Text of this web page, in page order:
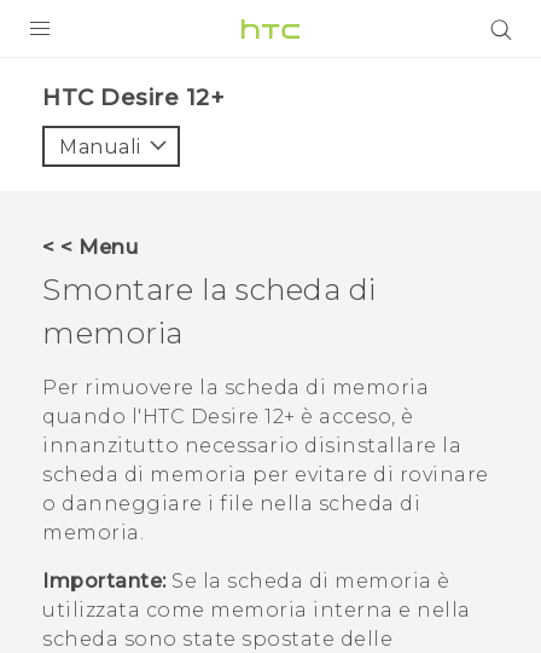
VIVE
VIVERSE
ASSISTENZA
Accessori e dispositivi HTC
Accesso
HTC Desire 12+‎
Manuali
< < Menu
Smontare la scheda di
memoria
Per rimuovere la scheda di memoria
quando l' HTC Desire 12+ è acceso, è
innanzitutto necessario disinstallare la
scheda di memoria per evitare di rovinare
o danneggiare i file nella scheda di
memoria.
Importante:Se la scheda di memoria è
utilizzata come memoria interna e nella
scheda sono state spostate delle